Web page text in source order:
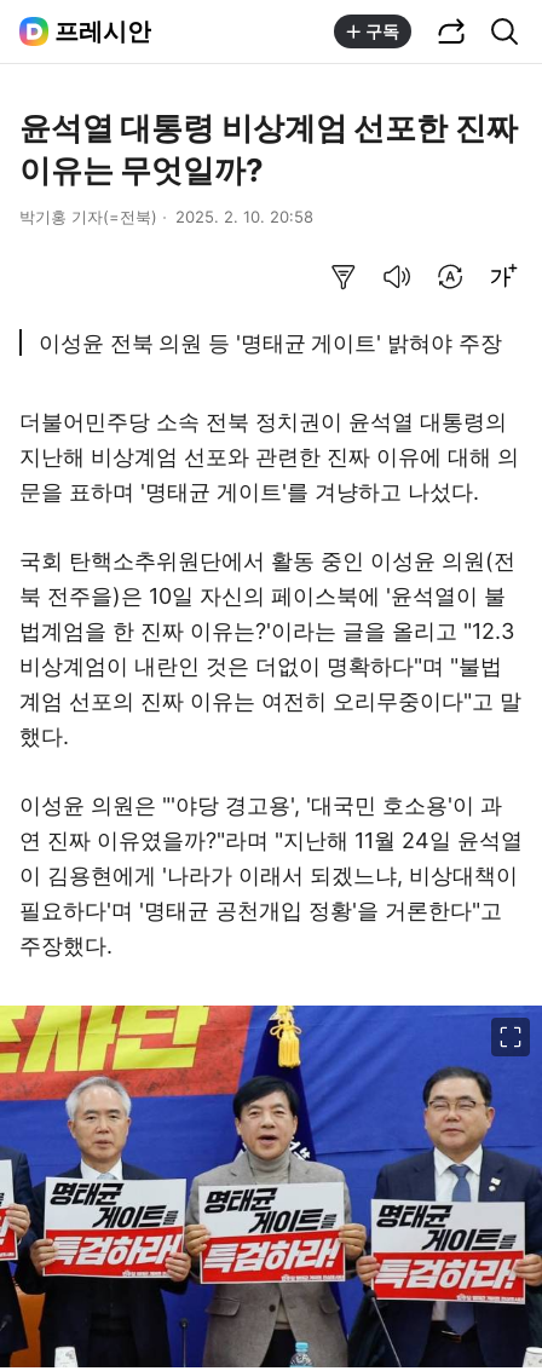
프레시안 구독
윤석열 대통령 비상계엄 선포한 진짜
이유는 무엇일까?
박기홍 기자(=전북) 2025. 2. 10. 20:58
이성윤 전북 의원 등 '명태균 게이트' 밝혀야 주장
더불어민주당 소속 전북 정치권이 윤석열 대통령의
지난해 비상계엄 선포와 관련한 진짜 이유에 대해 의
문을 표하며 '명태균 게이트'를 겨냥하고 나섰다.
국회 탄핵소추위원단에서 활동 중인 이성윤 의원(전
북 전주을)은 10일 자신의 페이스북에 '윤석열이 불
법계엄을 한 진짜 이유는?'이라는 글을 올리고 "12.3
비상계엄이 내란인 것은 더없이 명확하다"며 "불법
계엄 선포의 진짜 이유는 여전히 오리무중이다"고 말
했다.
이성윤 의원은 "'야당 경고용', '대국민 호소용'이 과
연 진짜 이유였을까?"라며 "지난해 11월 24일 윤석열
이 김용현에게 '나라가 이래서 되겠느냐, 비상대책이
필요하다'며 '명태균 공천개입 정황'을 거론한다"고
주장했다.